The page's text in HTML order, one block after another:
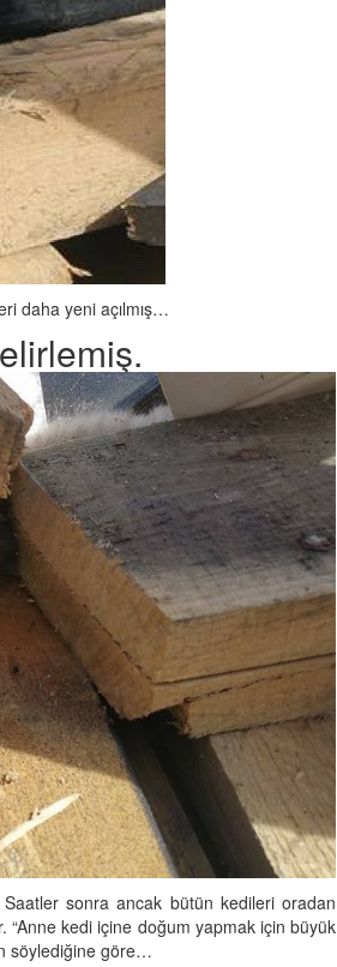
daha yeni açılmış…
sonra ancak bütün kedileri oradan
“Anne kedi içine doğum yapmak için büyük
söylediğine göre…